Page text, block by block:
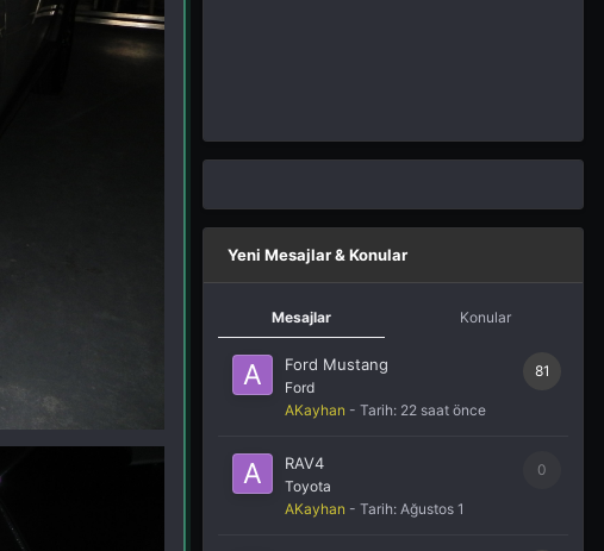
Yeni Mesajlar & Konular
Mesajlar Konular
81
Ford Mustang
Ford
AKayhan - Tarih: 22 saat önce
0
RAV4
Toyota
AKayhan - Tarih: Ağustos 1